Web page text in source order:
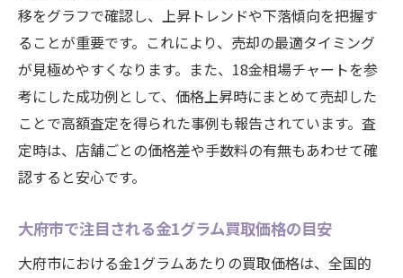
移をグラフで確認し、上昇トレンドや下落傾向を把握す
ることが重要です。これにより、売却の最適タイミング
が見極めやすくなります。また、18金相場チャートを参
考にした成功例として、価格上昇時にまとめて売却した
ことで高額査定を得られた事例も報告されています。査
定時は、店舗ごとの価格差や手数料の有無もあわせて確
認すると安心です。
大府市で注目される金1グラム買取価格の目安
大府市における金1グラムあたりの買取価格は、全国的